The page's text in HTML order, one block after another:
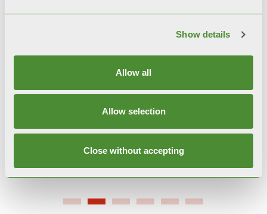
Show details
Allow all
Allow selection
Close without accepting
发现更多